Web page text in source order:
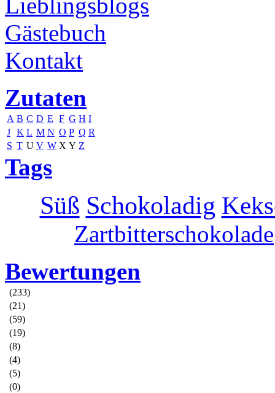
Lieblingsblogs
Gästebuch
Kontakt
Zutaten
A B C D E F G H I
J K L M N O P Q R
S T U V W X Y Z
Tags
Süß Schokoladig
Zartbitterschokolade
Bewertungen
(233)
(21)
(59)
(19)
(8)
(4)
(5)
(0)